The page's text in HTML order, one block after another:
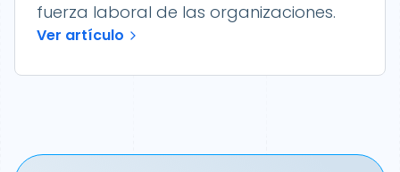
fuerza laboral de las organizaciones.
Ver artículo